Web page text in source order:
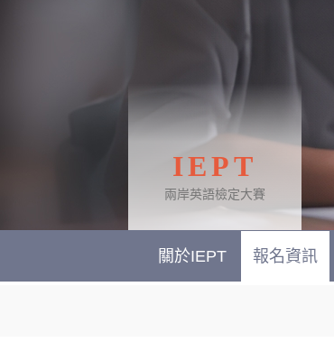
IEPT
兩岸英語檢定大賽
關於IEPT 報名資訊